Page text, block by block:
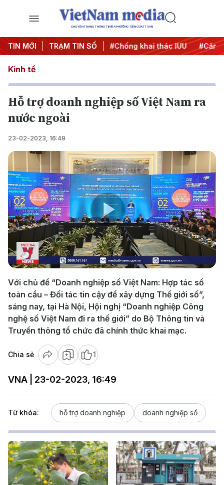
CHUYÊN TRANG THÔNG TIN ĐA PHƯƠNG TIỆN CỦA TTXVN
TIN MỚI TRẠM TIN SỐ
dịch 500 ngày đêm #Chống khai thác IUU #Căng
Kinh tế
Hỗ trợ doanh nghiệp số Việt Nam ra
nước ngoài
23-02-2023, 16:49
Play
Video
Với chủ đề “Doanh nghiệp số Việt Nam: Hợp tác số
toàn cầu – Đối tác tin cậy để xây dựng Thế giới số”,
sáng nay, tại Hà Nội, Hội nghị “Doanh nghiệp Công
nghệ số Việt Nam đi ra thế giới” do Bộ Thông tin và
Truyền thông tổ chức đã chính thức khai mạc.
Chia sẻ 1
VNA | 23-02-2023, 16:49
Từ khóa: hỗ trợ doanh nghiệp doanh nghiệp số